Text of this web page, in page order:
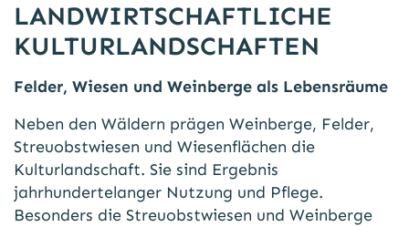
LANDWIRTSCHAFTLICHE
KULTURLANDSCHAFTEN
Felder, Wiesen und Weinberge als Lebensräume
Neben den Wäldern prägen Weinberge, Felder,
Streuobstwiesen und Wiesenflächen die
Kulturlandschaft. Sie sind Ergebnis
jahrhundertelanger Nutzung und Pflege.
Besonders die Streuobstwiesen und Weinberge